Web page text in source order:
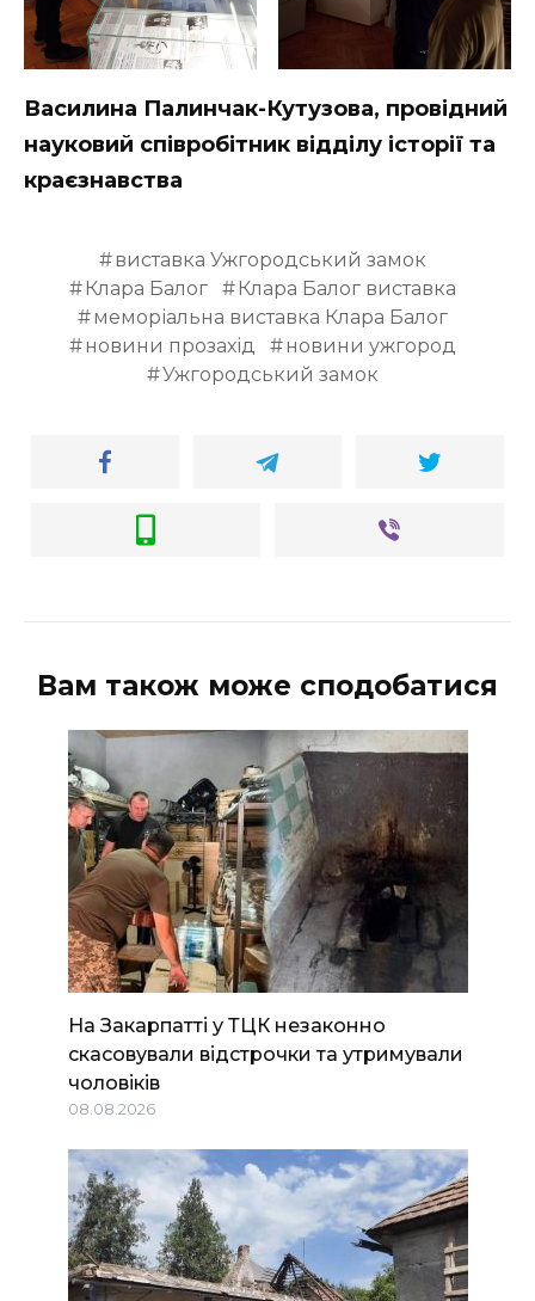
Василина Палинчак-Кутузова, провідний
науковий співробітник відділу історії та
краєзнавства
виставка Ужгородський замок
Клара Балог
Клара Балог виставка
меморіальна виставка Клара Балог
новини прозахід
новини ужгород
Ужгородський замок
Вам також може сподобатися
На Закарпатті у ТЦК незаконно
скасовували відстрочки та утримували
чоловіків
08.08.2026